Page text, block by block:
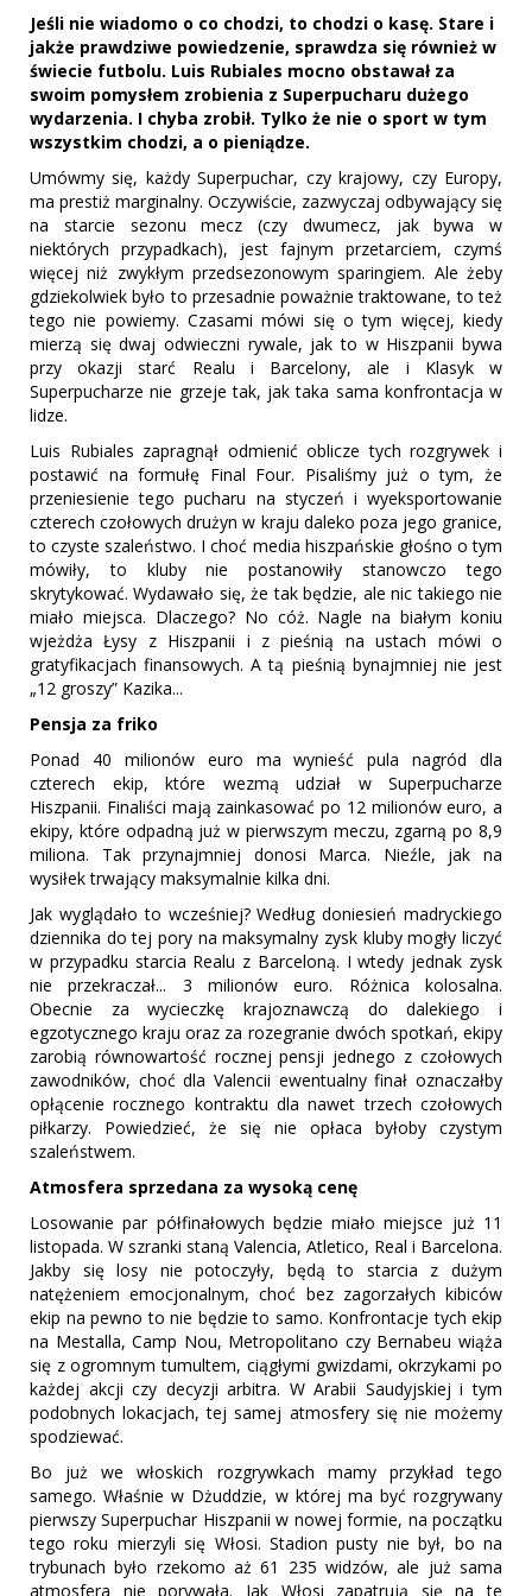
Jeśli nie wiadomo o co chodzi, to chodzi o kasę. Stare i
jakże prawdziwe powiedzenie, sprawdza się również w
świecie futbolu. Luis Rubiales mocno obstawał za
swoim pomysłem zrobienia z Superpucharu dużego
wydarzenia. I chyba zrobił. Tylko że nie o sport w tym
wszystkim chodzi, a o pieniądze.
Umówmy się, każdy Superpuchar, czy krajowy, czy Europy,
ma prestiż marginalny. Oczywiście, zazwyczaj odbywający się
na starcie sezonu mecz (czy dwumecz, jak bywa w
niektórych przypadkach), jest fajnym przetarciem, czymś
więcej niż zwykłym przedsezonowym sparingiem. Ale żeby
gdziekolwiek było to przesadnie poważnie traktowane, to też
tego nie powiemy. Czasami mówi się o tym więcej, kiedy
mierzą się dwaj odwieczni rywale, jak to w Hiszpanii bywa
przy okazji starć Realu i Barcelony, ale i Klasyk w
Superpucharze nie grzeje tak, jak taka sama konfrontacja w
lidze.
Luis Rubiales zapragnął odmienić oblicze tych rozgrywek i
postawić na formułę Final Four. Pisaliśmy już o tym, że
przeniesienie tego pucharu na styczeń i wyeksportowanie
czterech czołowych drużyn w kraju daleko poza jego granice,
to czyste szaleństwo. I choć media hiszpańskie głośno o tym
mówiły, to kluby nie postanowiły stanowczo tego
skrytykować. Wydawało się, że tak będzie, ale nic takiego nie
miało miejsca. Dlaczego? No cóż. Nagle na białym koniu
wjeżdża Łysy z Hiszpanii i z pieśnią na ustach mówi o
gratyfikacjach finansowych. A tą pieśnią bynajmniej nie jest
„12 groszy” Kazika...
Pensja za friko
Ponad 40 milionów euro ma wynieść pula nagród dla
czterech ekip, które wezmą udział w Superpucharze
Hiszpanii. Finaliści mają zainkasować po 12 milionów euro, a
ekipy, które odpadną już w pierwszym meczu, zgarną po 8,9
miliona. Tak przynajmniej donosi Marca. Nieźle, jak na
wysiłek trwający maksymalnie kilka dni.
Jak wyglądało to wcześniej? Według doniesień madryckiego
dziennika do tej pory na maksymalny zysk kluby mogły liczyć
w przypadku starcia Realu z Barceloną. I wtedy jednak zysk
nie przekraczał... 3 milionów euro. Różnica kolosalna.
Obecnie za wycieczkę krajoznawczą do dalekiego i
egzotycznego kraju oraz za rozegranie dwóch spotkań, ekipy
zarobią równowartość rocznej pensji jednego z czołowych
zawodników, choć dla Valencii ewentualny finał oznaczałby
opłącenie rocznego kontraktu dla nawet trzech czołowych
piłkarzy. Powiedzieć, że się nie opłaca byłoby czystym
szaleństwem.
Atmosfera sprzedana za wysoką cenę
Losowanie par półfinałowych będzie miało miejsce już 11
listopada. W szranki staną Valencia, Atletico, Real i Barcelona.
Jakby się losy nie potoczyły, będą to starcia z dużym
natężeniem emocjonalnym, choć bez zagorzałych kibiców
ekip na pewno to nie będzie to samo. Konfrontacje tych ekip
na Mestalla, Camp Nou, Metropolitano czy Bernabeu wiąża
się z ogromnym tumultem, ciągłymi gwizdami, okrzykami po
każdej akcji czy decyzji arbitra. W Arabii Saudyjskiej i tym
podobnych lokacjach, tej samej atmosfery się nie możemy
spodziewać.
Bo już we włoskich rozgrywkach mamy przykład tego
samego. Właśnie w Dżuddzie, w której ma być rozgrywany
pierwszy Superpuchar Hiszpanii w nowej formie, na początku
tego roku mierzyli się Włosi. Stadion pusty nie był, bo na
trybunach było rzekomo aż 61 235 widzów, ale już sama
atmosfera nie porywała. Jak Włosi zapatrują się na te